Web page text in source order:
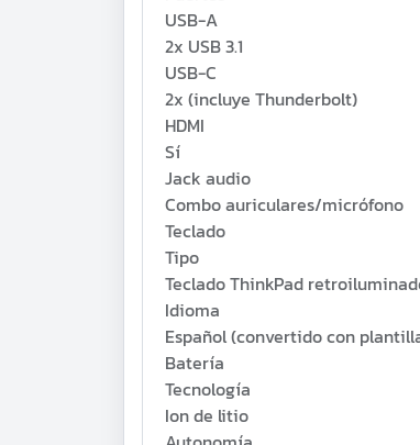
USB-A
2x USB 3.1
USB-C
2x (incluye Thunderbolt)
HDMI
Sí
Jack audio
Combo auriculares/micrófono
Teclado
Tipo
Teclado ThinkPad
Idioma
Español (convertido con
Batería
Tecnología
Ion de litio